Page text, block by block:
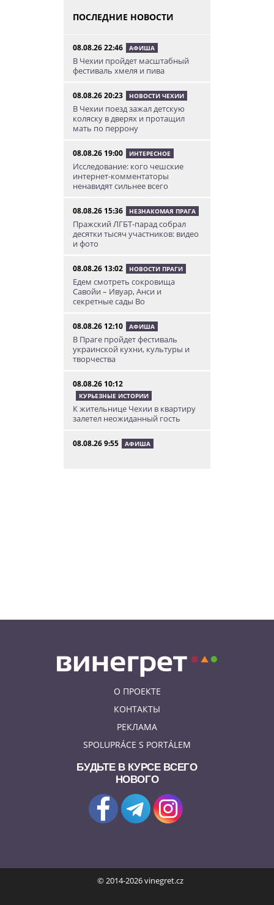
ПОСЛЕДНИЕ НОВОСТИ
08.08.26 22:46 АФИША
В Чехии пройдет масштабный
фестиваль хмеля и пива
08.08.26 20:23 НОВОСТИ ЧЕХИИ
В Чехии поезд зажал детскую
коляску в дверях и протащил
мать по перрону
08.08.26 19:00 ИНТЕРЕСНОЕ
Исследование: кого чешские
интернет-комментаторы
ненавидят сильнее всего
08.08.26 15:36 НЕЗНАКОМАЯ ПРАГА
Пражский ЛГБТ-парад собрал
десятки тысяч участников: видео
и фото
08.08.26 13:02 НОВОСТИ ПРАГИ
Едем смотреть сокровища
Савойи – Ивуар, Анси и
секретные сады Во
08.08.26 12:10 АФИША
В Праге пройдет фестиваль
украинской кухни, культуры и
творчества
08.08.26 10:12
КУРЬЕЗНЫЕ ИСТОРИИ
К жительнице Чехии в квартиру
залетел неожиданный гость
08.08.26 9:55 АФИША
О ПРОЕКТЕ
КОНТАКТЫ
РЕКЛАМА
SPOLUPRÁCE S PORTÁLEM
БУДЬТЕ В КУРСЕ ВСЕГО
НОВОГО
© 2014-2026 vinegret.cz